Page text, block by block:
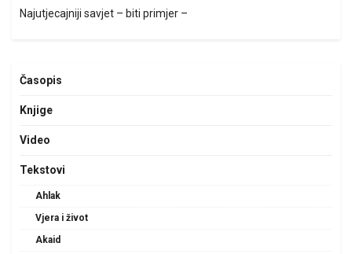
Najutjecajniji savjet – biti primjer –
Časopis
Knjige
Video
Tekstovi
Ahlak
Vjera i život
Akaid